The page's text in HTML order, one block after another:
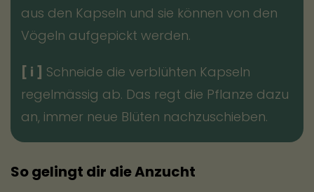
aus den Kapseln und sie können von den
Vögeln aufgepickt werden.
[ i ] Schneide die verblühten Kapseln
regelmässig ab. Das regt die Pflanze dazu
an, immer neue Blüten nachzuschieben.
So gelingt dir die Anzucht